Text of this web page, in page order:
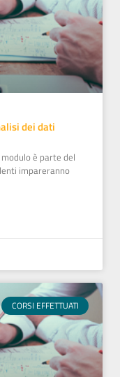
dei dati
è parte del
impareranno
CORSI EFFETTUATI